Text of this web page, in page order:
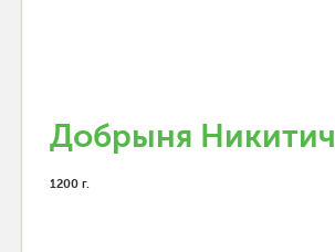
Добрыня Никитич
1200 г.